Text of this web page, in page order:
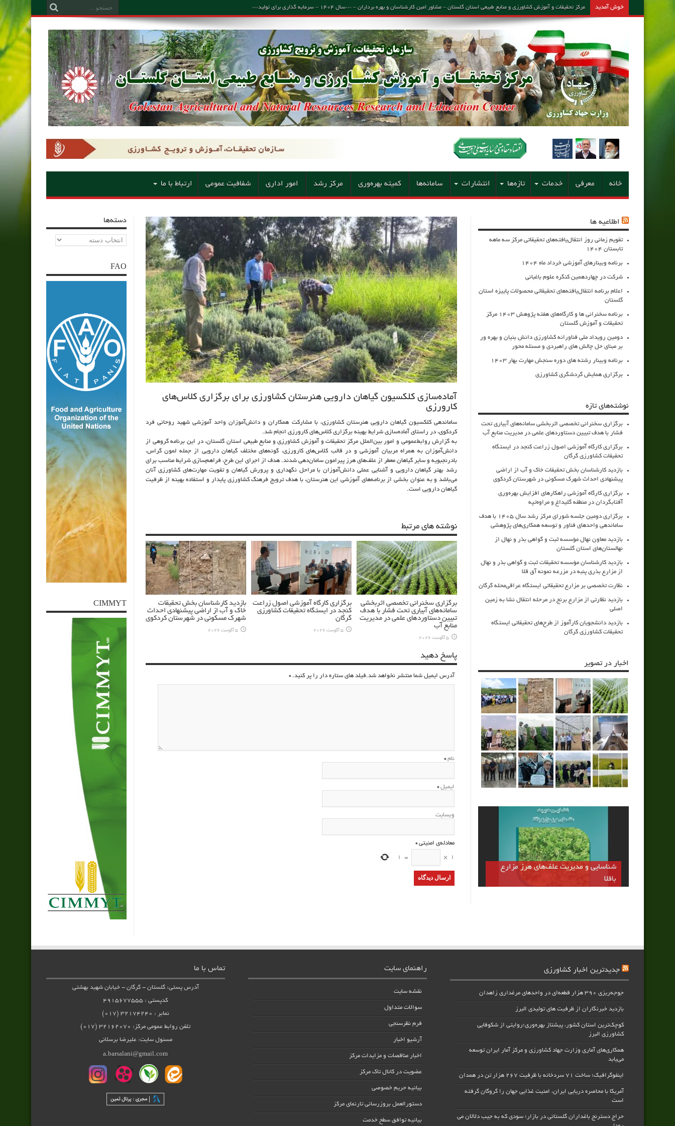
خوش آمدید مرکز تحقیقات و آموزش کشاورزی و منابع طبیعی استان گلستان – مشاور امین کارشناسان و بهره برداران – ***سال ۱۴۰۴ – سرمایه گذاری برای تولید***
خانه معرفی خدمات تازه‌ها انتشارات سامانه‌ها کمیته بهره‌وری مرکز رشد امور اداری شفافیت عمومی ارتباط با ما
آماده‌سازی کلکسیون گیاهان دارویی هنرستان کشاورزی برای برگزاری کلاس‌های
کارورزی
ساماندهی کلکسیون گیاهان دارویی هنرستان کشاورزی، با مشارکت همکاران و دانش‌آموزان واحد آموزشی شهید روحانی فرد
کردکوی، در راستای آماده‌سازی شرایط بهینه برگزاری کلاس‌های کارورزی انجام شد.
به گزارش روابط‌عمومی و امور بین‌الملل مرکز تحقیقات و آموزش کشاورزی و منابع طبیعی استان گلستان، در این برنامه گروهی از
دانش‌آموزان به همراه مربیان آموزشی و در قالب کلاس‌های کارورزی، گونه‌های مختلف گیاهان دارویی از جمله لمون گراس،
بادرنجبویه و سایر گیاهان معطر از علف‌های هرز پیرامون سامان‌دهی شدند. هدف از اجرای این طرح، فراهم‌سازی شرایط مناسب برای
رشد بهتر گیاهان دارویی و آشنایی عملی دانش‌آموزان با مراحل نگهداری و پرورش گیاهان و تقویت مهارت‌های کشاورزی آنان
می‌باشد و به عنوان بخشی از برنامه‌های آموزشی این هنرستان، با هدف ترویج فرهنگ کشاورزی پایدار و استفاده بهینه از ظرفیت
گیاهان دارویی است.
نوشته های مرتبط
برگزاری سخنرانی تخصصی اثربخشی
سامانه‌های آبیاری تحت فشار با هدف
تبیین دستاوردهای علمی در مدیریت
منابع آب
5 آگوست 2026
برگزاری کارگاه آموزشی اصول زراعت
کنجد در ایستگاه تحقیقات کشاورزی
گرگان
5 آگوست 2026
بازدید کارشناسان بخش تحقیقات
خاک و آب از اراضی پیشنهادی احداث
شهرک مسکونی در شهرستان کردکوی
5 آگوست 2026
پاسخ دهید
آدرس ایمیل شما منتشر نخواهد شد.فیلد های ستاره دار را پر کنید.*
نام *
ایمیل *
وبسایت
معادله‌ی امنیتی*
1
×
=
1
دسته‌ها
دسته‌ها
FAO
CIMMYT
اطلاعیه ها
تقویم زمانی روز انتقال‌یافته‌های تحقیقاتی مرکز سه ماهه
تابستان 1404
برنامه وبینارهای آموزشی خرداد ماه 1404
شرکت در چهاردهمین کنگره علوم باغبانی
اعلام برنامه انتقال‌یافته‌های تحقیقاتی محصولات پاییزه استان
گلستان
برنامه سخنرانی ها و کارگاه‌های هفته پژوهش 1403 مرکز
تحقیقات و آموزش گلستان
دومین رویداد ملی فناورانه کشاورزی دانش بنیان و بهره ور
بر مبنای حل چالش های راهبردی و مسئله محور
برنامه وبینار رشته های دوره سنجش مهارت بهار 1403
برگزاری همایش گردشگری کشاورزی
نوشته‌های تازه
برگزاری سخنرانی تخصصی اثربخشی سامانه‌های آبیاری تحت
فشار با هدف تبیین دستاوردهای علمی در مدیریت منابع آب
برگزاری کارگاه آموزشی اصول زراعت کنجد در ایستگاه
تحقیقات کشاورزی گرگان
بازدید کارشناسان بخش تحقیقات خاک و آب از اراضی
پیشنهادی احداث شهرک مسکونی در شهرستان کردکوی
برگزاری کارگاه آموزشی راهکارهای افزایش بهره‌وری
آفتابگردان در منطقه گلیداغ و مراوه‌تپه
برگزاری دومین جلسه شورای مرکز رشد سال ۱۴۰۵ با هدف
ساماندهی واحدهای فناور و توسعه همکاری‌های پژوهشی
بازدید معاون نهال مؤسسه ثبت و گواهی بذر و نهال از
نهالستان‌های استان گلستان
بازدید کارشناسان مؤسسه تحقیقات ثبت و گواهی بذر و نهال
از مزارع بذری پنبه در مزرعه نمونه آق قلا
نظارت تخصصی بر مزارع تحقیقاتی ایستگاه عراقی‌محله گرگان
بازدید نظارتی از مزارع برنج در مرحله انتقال نشا به زمین
اصلی
بازدید دانشجویان کارآموز از طرح‌های تحقیقاتی ایستگاه
تحقیقات کشاورزی گرگان
اخبار در تصویر
شناسایی و مدیریت علف‌های هرز مزارع
باقلا
جدیدترین اخبار کشاورزی
جوجه‌ریزی ۳۹۰ هزار قطعه‌ای در واحدهای مرغداری زاهدان
بازدید خبرنگاران از ظرفیت های تولیدی البرز
کوچک‌ترین استان کشور، پیشتاز بهره‌وری؛روایتی از شکوفایی
کشاورزی البرز
همکاری‌های آماری وزارت جهاد کشاورزی و مرکز آمار ایران توسعه
می‌یابد
اینفوگرافیک؛ ساخت ۷۱ سردخانه با ظرفیت ۲۶۷ هزار تن در همدان
آمریکا با محاصره دریایی ایران، امنیت غذایی جهان را گروگان گرفته
است
حراج دسترنج باغداران گلستانی در بازار؛ سودی که به جیب دلالان می
راهنمای سایت
نقشه سایت
سوالات متداول
فرم نظرسنجی
آرشیو اخبار
اخبار مناقصات و مزایدات مرکز
عضویت در کانال تاک مرکز
بیانیه حریم خصوصی
دستورالعمل بروزرسانی تارنمای مرکز
بیانیه توافق سطح خدمت
تماس با ما
آدرس پستی: گلستان - گرگان - خیابان شهید بهشتی
کدپستی : ۴۹۱۵۶۷۷۵۵۵
نمابر : ۳۲۱۷۴۲۴۰ (۰۱۷)
تلفن روابط عمومی مرکز: ۳۲۱۶۲۰۷۰ (۰۱۷)
مسئول سایت: علیرضا برسلانی
a.barsalani@gmail.com